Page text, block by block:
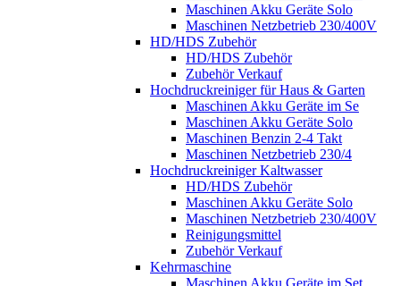
Maschinen Akku Geräte Solo
Maschinen Netzbetrieb 230/400V
HD/HDS Zubehör
HD/HDS Zubehör
Zubehör Verkauf
Hochdruckreiniger für Haus & Garten
Maschinen Akku Geräte im Se
Maschinen Akku Geräte Solo
Maschinen Benzin 2-4 Takt
Maschinen Netzbetrieb 230/4
Hochdruckreiniger Kaltwasser
HD/HDS Zubehör
Maschinen Akku Geräte Solo
Maschinen Netzbetrieb 230/400V
Reinigungsmittel
Zubehör Verkauf
Kehrmaschine
Maschinen Akku Geräte im Set